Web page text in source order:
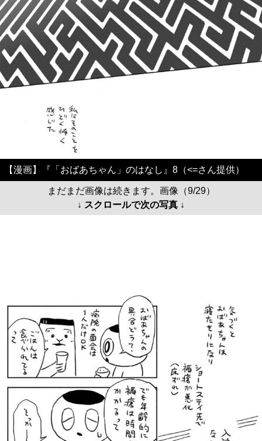
【漫画】『「おばあちゃん」のはなし』8（<=さん提供）
まだまだ画像は続きます。画像（9/29）
↓ スクロールで次の写真 ↓